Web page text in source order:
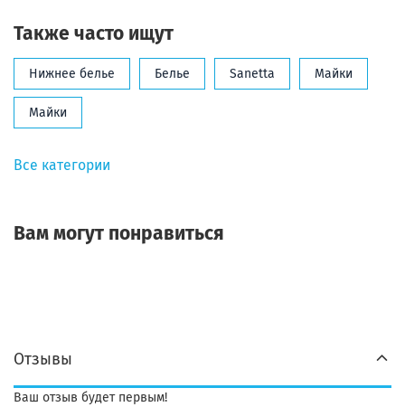
Также часто ищут
Нижнее белье Белье Sanetta Майки
Майки
Все категории
Вам могут понравиться
Отзывы
Ваш отзыв будет первым!